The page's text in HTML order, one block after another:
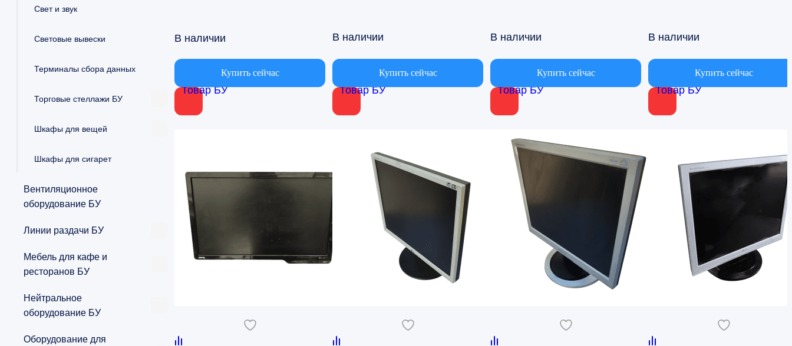
Свет и звук
Световые вывески
Терминалы сбора данных
Торговые стеллажи БУ
Шкафы для вещей
Шкафы для сигарет
Вентиляционное
оборудование БУ
Линии раздачи БУ
Мебель для кафе и
ресторанов БУ
Нейтральное
оборудование БУ
Оборудование для
Товар БУ
В наличии
Купить сейчас
Товар БУ
В наличии
Купить сейчас
Товар БУ
В наличии
Купить сейчас
Товар БУ
В наличии
Купить сейчас